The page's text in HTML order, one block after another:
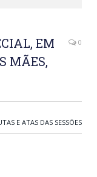
EM
MÃES,
0
E ATAS DAS SESSÕES